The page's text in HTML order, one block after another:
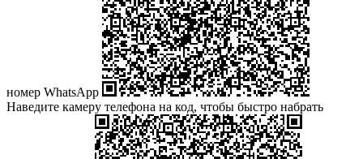
номер WhatsApp
Наведите камеру телефона на код, чтобы быстро набрать